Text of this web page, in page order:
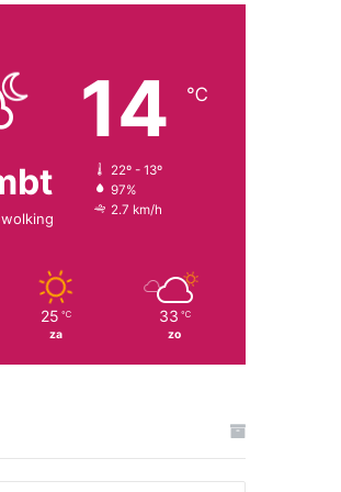
14 ℃
22º - 13º
97%
2.7 km/h
25 ℃
za
33 ℃
zo